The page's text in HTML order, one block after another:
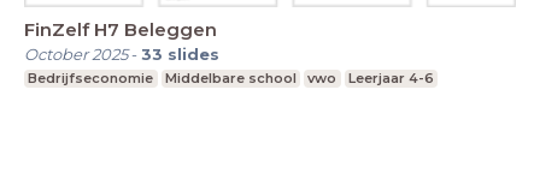
FinZelf H7 Beleggen
October 2025-33 slides
Bedrijfseconomie Middelbare school vwo Leerjaar 4-6